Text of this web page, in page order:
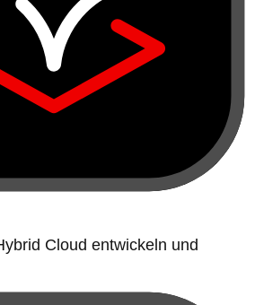
Cloud entwickeln und